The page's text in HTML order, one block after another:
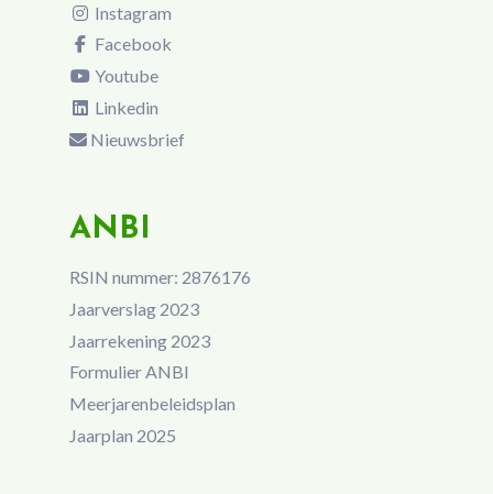
Instagram
Facebook
Youtube
Linkedin
Nieuwsbrief
ANBI
RSIN nummer: 2876176
Jaarverslag 2023
Jaarrekening 2023
Formulier ANBI
Meerjarenbeleidsplan
Jaarplan 2025